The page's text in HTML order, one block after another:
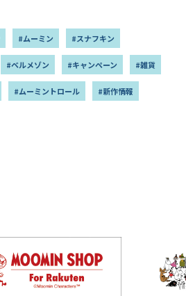
#ムーミン #スナフキン
#ベルメゾン #キャンペーン #雑貨
#ムーミントロール #新作情報